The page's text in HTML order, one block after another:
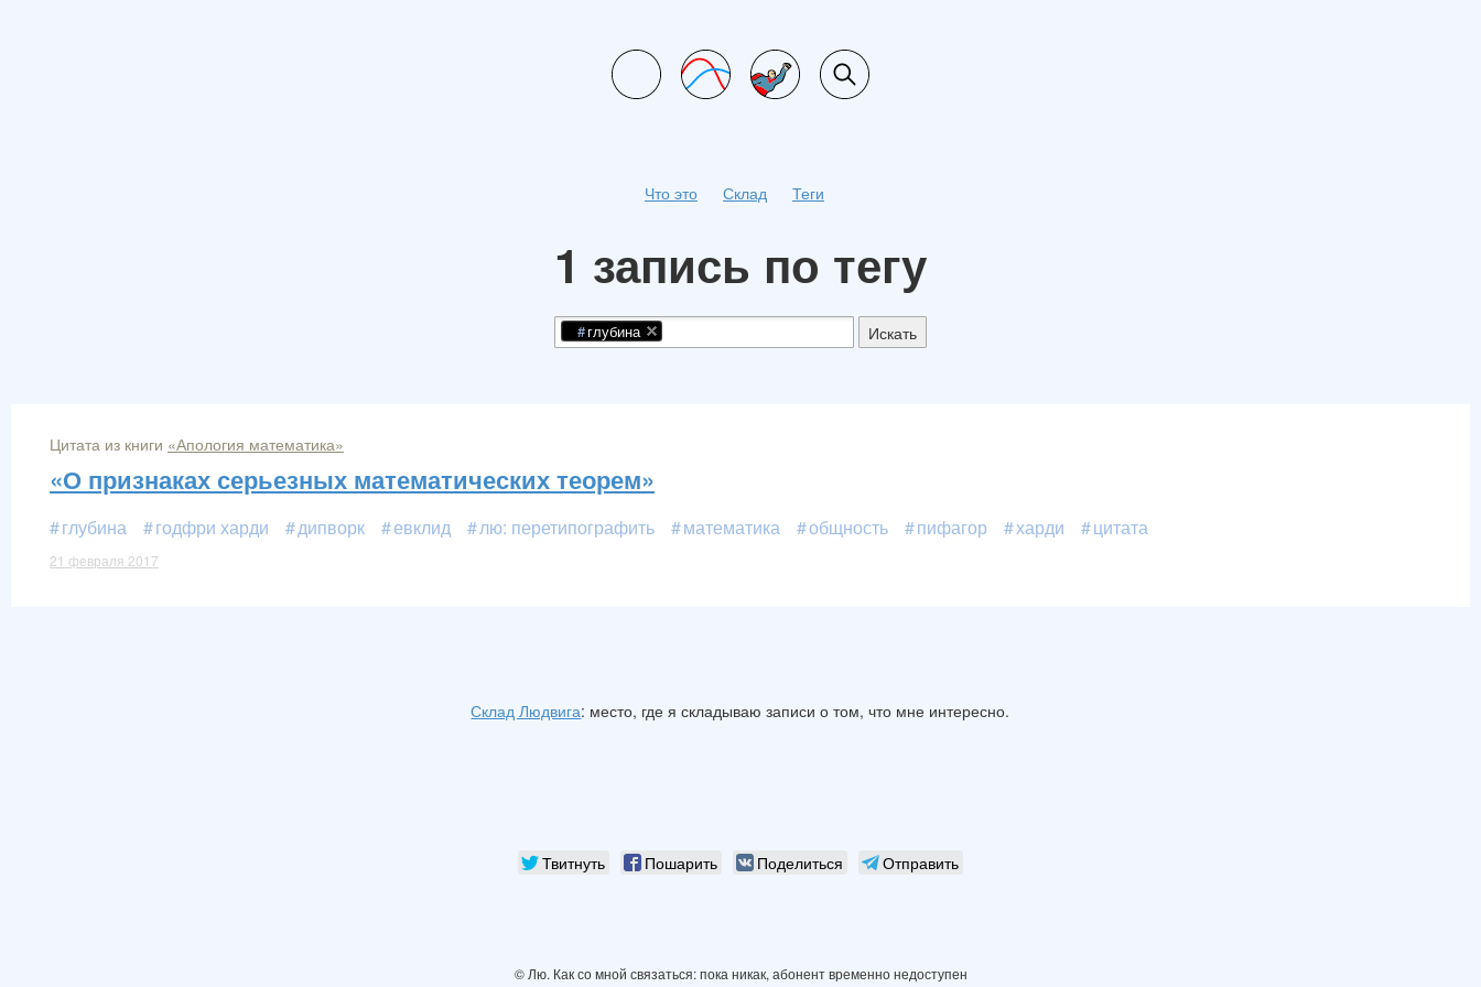
Что это Склад Теги
1 запись по тегу
глубина Искать
Цитата из книги «Апология математика»
«О признаках серьезных математических теорем»
глубина годфри харди дипворк евклид лю: перетипографить математика общность пифагор харди цитата
21 февраля 2017
Склад Людвига: место, где я складываю записи о том, что мне интересно.
Твитнуть Пошарить Поделиться Отправить
© Лю. Как со мной связаться: пока никак, абонент временно недоступен